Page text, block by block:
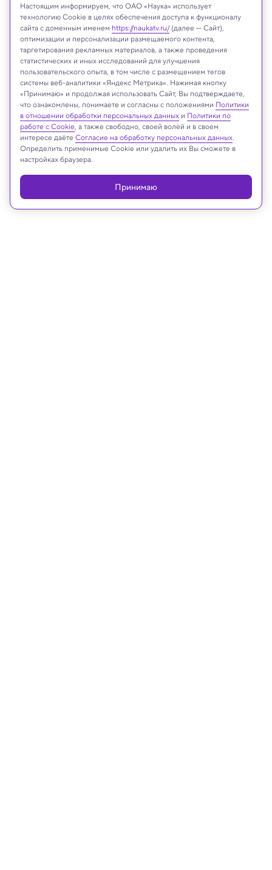
YASSER AL-ZAYYAT/AFP/East News
Реклама
Принимаю
Настоящим информируем, что ОАО «Наука» использует
технологию Cookie в целях обеспечения доступа к функционалу
сайта с доменным именем https://naukatv.ru/(далее — Сайт),
оптимизации и персонализации размещаемого контента,
таргетирования рекламных материалов, а также проведения
статистических и иных исследований для улучшения
пользовательского опыта, в том числе с размещением тегов
системы веб-аналитики «Яндекс Метрика». Нажимая кнопку
«Принимаю» и продолжая использовать Сайт, Вы подтверждаете,
что ознакомлены, понимаете и согласны с положениями Политики
в отношении обработки персональных данных и Политики по
работе с Cookie, а также свободно, своей волей и в своем
интересе даёте Согласие на обработку персональных данных.
Определить применимые Cookie или удалить их Вы сможете в
настройках браузера.